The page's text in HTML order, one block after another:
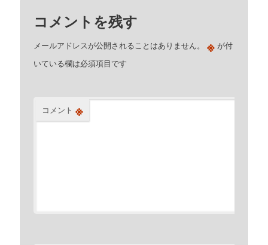
コメントを残す
メールアドレスが公開されることはありません。 ※ が付
いている欄は必須項目です
コメント ※